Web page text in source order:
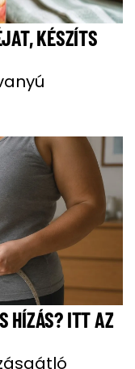
KÉSZÍTS
HÍZÁS? ITT AZ